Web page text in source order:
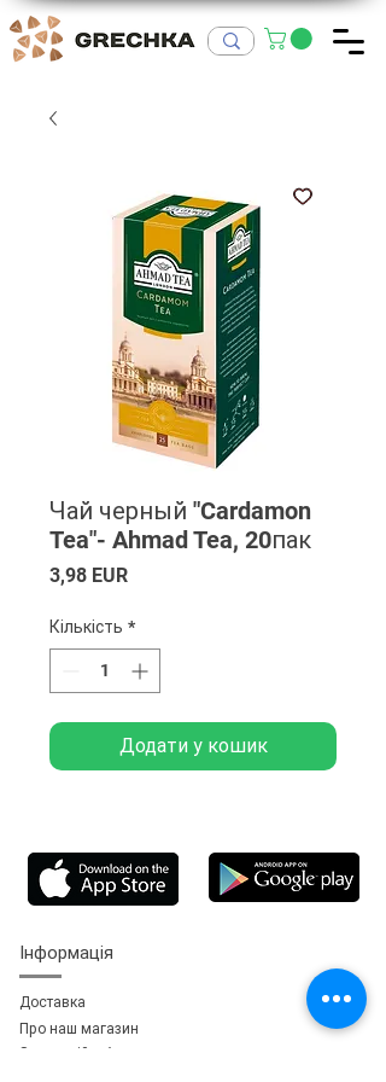
Чай черный "Cardamon
Tea"- Ahmad Tea, 20пак
3,98 EURЦіна
Кількість *
Додати у кошик
Інформація
Доставка
Про наш магазин
Зворотній зв'язок